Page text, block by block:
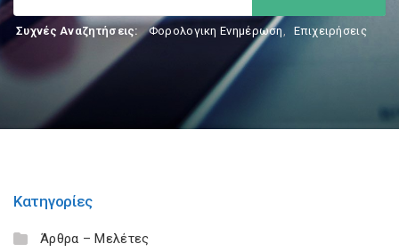
Συχνές Αναζητήσεις: Φορολογικη Ενημέρωση, Επιχειρήσεις
Κατηγορίες
Άρθρα – Μελέτες